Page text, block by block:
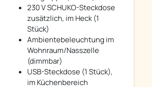
230 V SCHUKO-Steckdose
zusätzlich, im Heck (1
Stück)
Ambientebeleuchtung im
Wohnraum/Nasszelle
(dimmbar)
USB-Steckdose (1 Stück),
im Küchenbereich